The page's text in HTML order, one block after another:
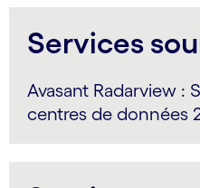
Services
Avasant Radarview :
centres de données